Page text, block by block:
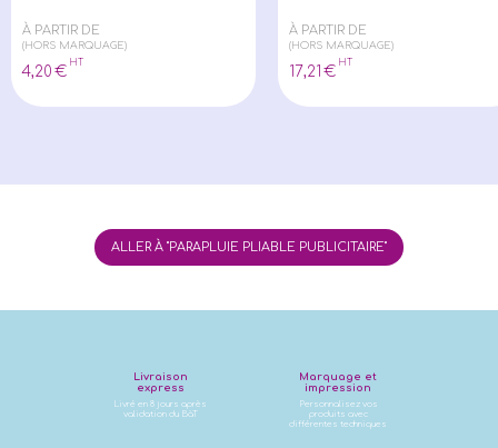
À PARTIR DE
(HORS MARQUAGE)
4,20 €
HT
À PARTIR DE
(HORS MARQUAGE)
17,21 €
HT
ALLER À "PARAPLUIE PLIABLE PUBLICITAIRE"
Livraison
express
Livré en 8 jours après
validation du BàT
Marquage et
impression
Personnalisez vos
produits avec
différentes techniques